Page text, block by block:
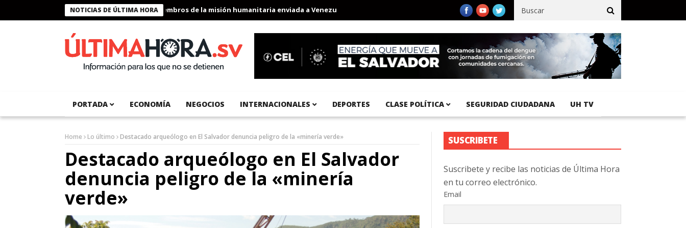
NOTICIAS DE ÚLTIMA HORA
Presidente Bukele condecora a miembros de la misión humanitaria enviada a Venezuela Aeropuerto Internacional del Pacífico registra 92 % de avance en obras de terracería
PORTADA ECONOMÍA NEGOCIOS INTERNACIONALES DEPORTES CLASE POLÍTICA SEGURIDAD CIUDADANA UH TV
Home Lo último Destacado arqueólogo en El Salvador denuncia peligro de la «minería verde»
Destacado arqueólogo en El Salvador
denuncia peligro de la «minería
verde»
SUSCRIBETE
Suscribete y recibe las noticias de Última Hora
en tu correo electrónico.
Email